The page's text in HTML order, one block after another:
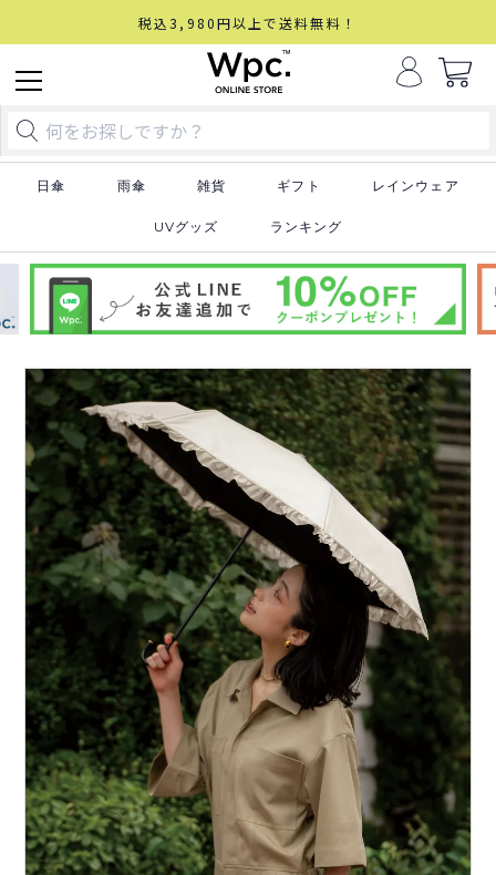
税込3,980円以上で送料無料！
日傘 雨傘 雑貨 ギフト レインウェア
UVグッズ ランキング